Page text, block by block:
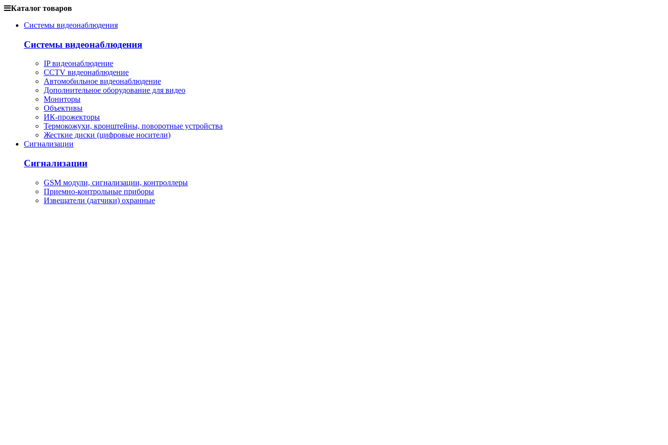
Каталог товаров
Системы видеонаблюдения
Системы видеонаблюдения
IP видеонаблюдение
CCTV видеонаблюдение
Автомобильное видеонаблюдение
Дополнительное оборудование для видео
Мониторы
Объективы
ИК-прожекторы
Термокожухи, кронштейны, поворотные устройства
Жесткие диски (цифровые носители)
Сигнализации
Сигнализации
GSM модули, сигнализации, контроллеры
Приемно-контрольные приборы
Извещатели (датчики) охранные